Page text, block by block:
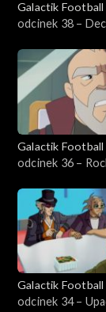
Galactik Football
odcinek 38 –
Galactik Football
odcinek 36 –
Galactik Football
odcinek 34 –